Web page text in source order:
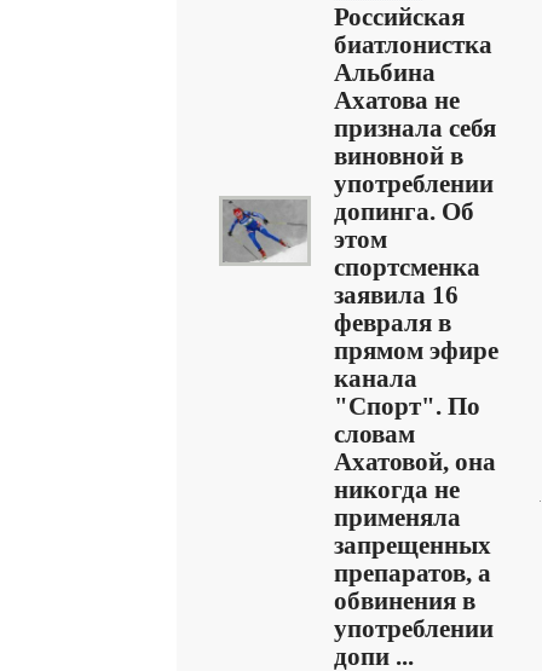
Российская
биатлонистка
Альбина
Ахатова не
признала себя
виновной в
употреблении
допинга. Об
этом
спортсменка
заявила 16
февраля в
прямом эфире
канала
"Спорт". По
словам
Ахатовой, она
никогда не
применяла
запрещенных
препаратов, а
обвинения в
употреблении
допи ...